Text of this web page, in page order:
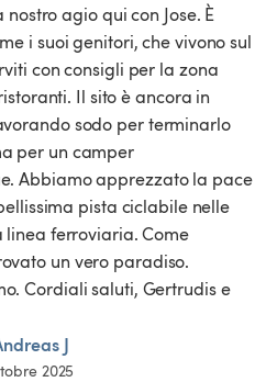
agio qui con Jose. È
i suoi genitori, che vivono sul
con consigli per la zona
Il sito è ancora in
sodo per terminarlo
per un camper
Abbiamo apprezzato la pace
pista ciclabile nelle
linea ferroviaria. Come
un vero paradiso.
Cordiali saluti, Gertrudis e
J
2025